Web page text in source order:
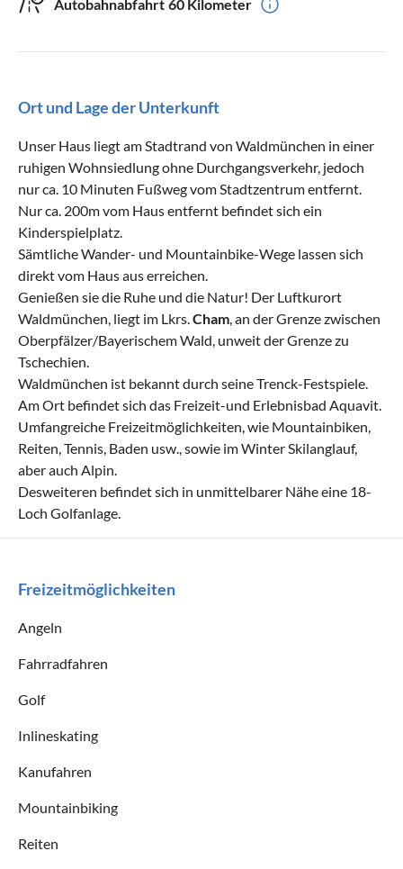
Autobahnabfahrt 60 Kilometer
Ort und Lage der Unterkunft
Unser Haus liegt am Stadtrand von Waldmünchen in einer
ruhigen Wohnsiedlung ohne Durchgangsverkehr, jedoch
nur ca. 10 Minuten Fußweg vom Stadtzentrum entfernt.
Nur ca. 200m vom Haus entfernt befindet sich ein
Kinderspielplatz.
Sämtliche Wander- und Mountainbike-Wege lassen sich
direkt vom Haus aus erreichen.
Genießen sie die Ruhe und die Natur! Der Luftkurort
Waldmünchen, liegt im Lkrs. Cham , an der Grenze zwischen
Oberpfälzer/Bayerischem Wald, unweit der Grenze zu
Tschechien.
Waldmünchen ist bekannt durch seine Trenck-Festspiele.
Am Ort befindet sich das Freizeit-und Erlebnisbad Aquavit.
Umfangreiche Freizeitmöglichkeiten, wie Mountainbiken,
Reiten, Tennis, Baden usw., sowie im Winter Skilanglauf,
aber auch Alpin.
Desweiteren befindet sich in unmittelbarer Nähe eine 18-
Loch Golfanlage.
Freizeitmöglichkeiten
Angeln
Fahrradfahren
Golf
Inlineskating
Kanufahren
Mountainbiking
Reiten